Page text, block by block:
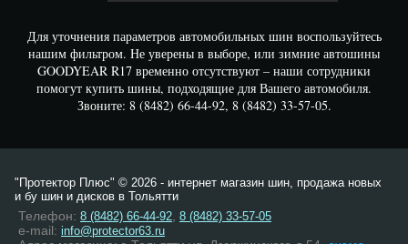
Для уточнения параметров автомобильных шин воспользуйтесь
нашим фильтром. Не уверены в выборе, или зимние автошины
GOODYEAR R17 временно отсутствуют – наши сотрудники
помогут купить шины, подходящие для Вашего автомобиля.
Звоните: 8 (8482) 66-44-92, 8 (8482) 33-57-05.
"Протектор Плюс" © 2026 - интернет магазин шин, продажа новых
и бу шин и дисков в Тольятти
Телефон: 8 (8482) 66-44-92 8 (8482) 33-57-05
e-mail: info@protector63.ru